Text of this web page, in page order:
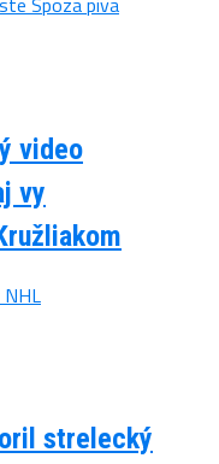
video
vy
strelecký